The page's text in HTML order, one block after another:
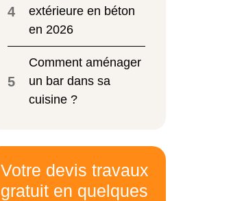
4
extérieure en béton
en 2026
5
Comment aménager
un bar dans sa
cuisine ?
Votre devis travaux
gratuit en quelques